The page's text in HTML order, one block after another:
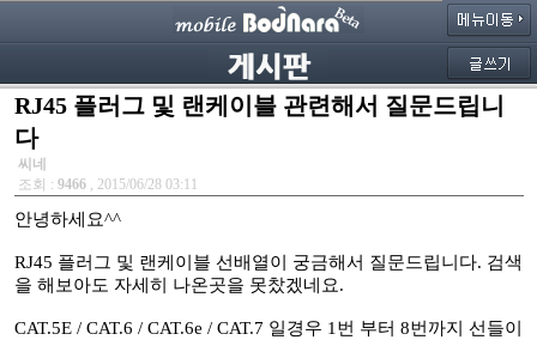
RJ45 플러그 및 랜케이블 관련해서 질문드립니
다
씨네
조회 : 9466 , 2015/06/28 03:11
안녕하세요^^
RJ45 플러그 및 랜케이블 선배열이 궁금해서 질문드립니다. 검색
을 해보아도 자세히 나온곳을 못찼겠네요.
CAT.5E / CAT.6 / CAT.6e / CAT.7 일경우 1번 부터 8번까지 선들이